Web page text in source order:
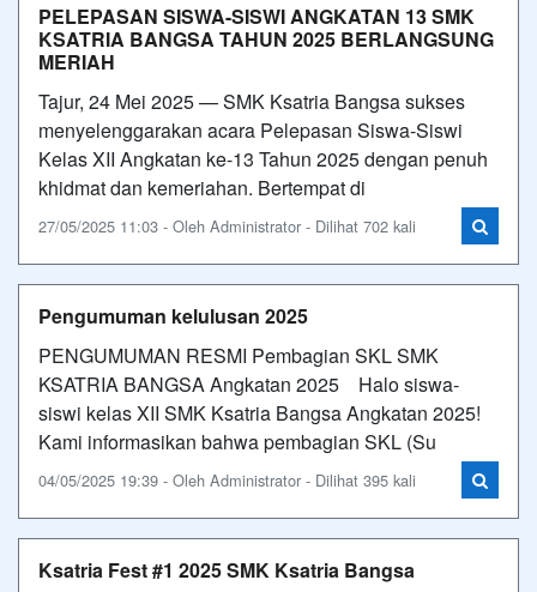
PELEPASAN SISWA-SISWI ANGKATAN 13 SMK
KSATRIA BANGSA TAHUN 2025 BERLANGSUNG
MERIAH
Tajur, 24 Mei 2025 — SMK Ksatria Bangsa sukses
menyelenggarakan acara Pelepasan Siswa-Siswi
Kelas XII Angkatan ke-13 Tahun 2025 dengan penuh
khidmat dan kemeriahan. Bertempat di
27/05/2025 11:03 - Oleh Administrator - Dilihat 702 kali
Pengumuman kelulusan 2025
PENGUMUMAN RESMI Pembagian SKL SMK
KSATRIA BANGSA Angkatan 2025 Halo siswa-
siswi kelas XII SMK Ksatria Bangsa Angkatan 2025!
Kami informasikan bahwa pembagian SKL (Su
04/05/2025 19:39 - Oleh Administrator - Dilihat 395 kali
Ksatria Fest #1 2025 SMK Ksatria Bangsa